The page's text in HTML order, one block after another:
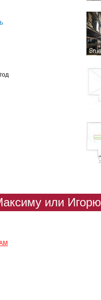
или Игорю